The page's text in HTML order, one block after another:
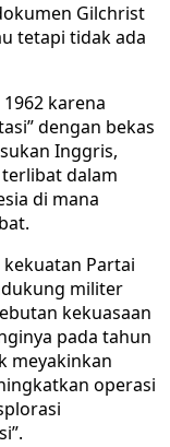
Gilchrist
tetapi tidak ada
karena
dengan bekas
Inggris,
terlibat dalam
di mana
Partai
militer
kekuasaan
pada tahun
meyakinkan
operasi